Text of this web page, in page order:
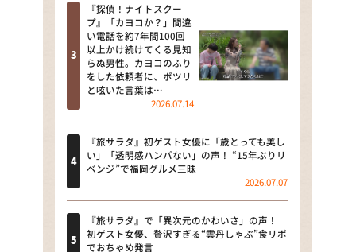
本日はダイアンなり！シーズン２
朝だ！生です旅サラダ
教えて！ニュースライブ 正義の
ミカタ
ＬＩＦＥ～夢のカタチ～
新婚さんいらっしゃい！
ザキ山小屋本館
『探偵！ナイトスクー
プ』「カヨコか？」間違
い電話を約7年間100回
以上かけ続けてくる見知
らぬ男性。カヨコのふり
をした依頼者に、ポツリ
と呟いた言葉は…
2026.07.14
『旅サラダ』初ゲスト女優に「歳とっても美し
い」「透明感ハンパない」の声！ “15年ぶりリ
ベンジ”で福岡グルメ三昧
2026.07.07
『旅サラダ』で「異次元のかわいさ」の声！
初ゲスト女優、贅沢すぎる“雲丹しゃぶ”食リポ
でおちゃめ発言